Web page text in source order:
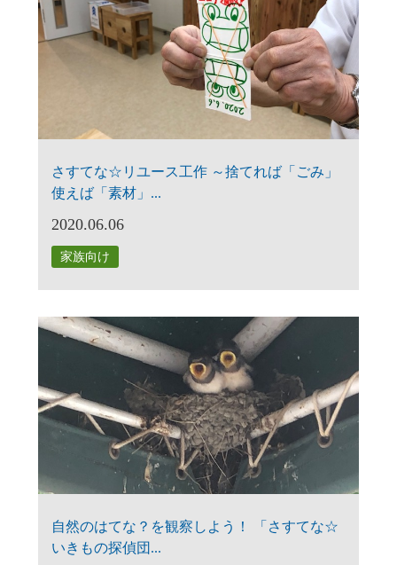
さすてな☆リユース工作 ～捨てれば「ごみ」
使えば「素材」...
2020.06.06
家族向け
自然のはてな？を観察しよう！ 「さすてな☆
いきもの探偵団...